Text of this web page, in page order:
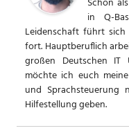
Schon
in Q-
Leidenschaft führt
fort. Hauptberuflich
großen Deutschen IT
möchte ich euch
und Sprachsteuerung
Hilfestellung geben.